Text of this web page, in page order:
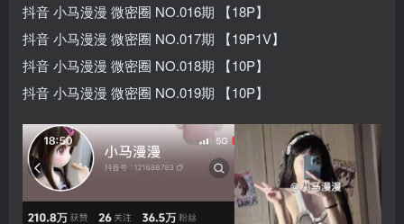
抖音 小马漫漫 微密圈 NO.016期 【18P】
抖音 小马漫漫 微密圈 NO.017期 【19P1V】
抖音 小马漫漫 微密圈 NO.018期 【10P】
抖音 小马漫漫 微密圈 NO.019期 【10P】